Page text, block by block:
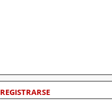
REGISTRARSE